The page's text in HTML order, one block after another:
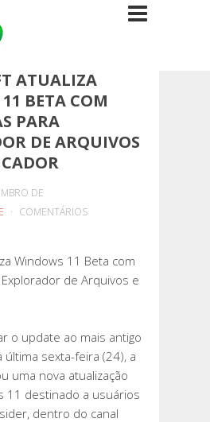
ATUALIZA
BETA COM
PARA
DE ARQUIVOS
DE
COMENTÁRIOS
Windows 11 Beta com
de Arquivos e
o update ao mais antigo
última sexta-feira (24), a
uma nova atualização
11 destinado a usuários
dentro do canal